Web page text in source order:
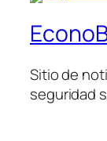
Sitio de
seguridad